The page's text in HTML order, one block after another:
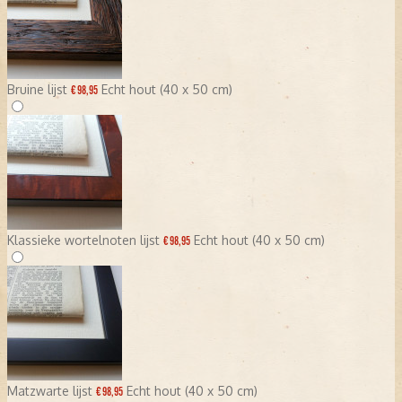
Bruine lijst € 98,95 Echt hout (40 x 50 cm)
Klassieke wortelnoten lijst € 98,95 Echt hout (40 x 50 cm)
Matzwarte lijst € 98,95 Echt hout (40 x 50 cm)